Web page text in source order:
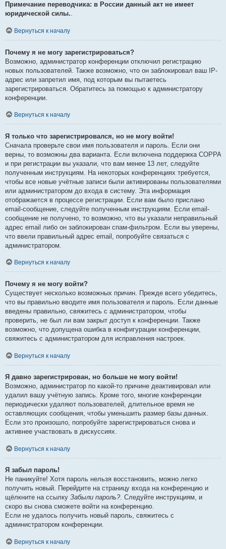
Примечание переводчика: в России данный акт не имеет
юридической силы..
Вернуться к началу
Почему я не могу зарегистрироваться?
Возможно, администратор конференции отключил регистрацию
новых пользователей. Также возможно, что он заблокировал ваш IP-
адрес или запретил имя, под которым вы пытаетесь
зарегистрироваться. Обратитесь за помощью к администратору
конференции.
Вернуться к началу
Я только что зарегистрировался, но не могу войти!
Сначала проверьте свои имя пользователя и пароль. Если они
верны, то возможны два варианта. Если включена поддержка COPPA
и при регистрации вы указали, что вам менее 13 лет, следуйте
полученным инструкциям. На некоторых конференциях требуется,
чтобы все новые учётные записи были активированы пользователями
или администратором до входа в систему. Эта информация
отображается в процессе регистрации. Если вам было прислано
email-сообщение, следуйте полученным инструкциям. Если email-
сообщение не получено, то возможно, что вы указали неправильный
адрес email либо он заблокирован спам-фильтром. Если вы уверены,
что ввели правильный адрес email, попробуйте связаться с
администратором.
Вернуться к началу
Почему я не могу войти?
Существует несколько возможных причин. Прежде всего убедитесь,
что вы правильно вводите имя пользователя и пароль. Если данные
введены правильно, свяжитесь с администратором, чтобы
проверить, не был ли вам закрыт доступ к конференции. Также
возможно, что допущена ошибка в конфигурации конференции,
свяжитесь с администратором для исправления настроек.
Вернуться к началу
Я давно зарегистрирован, но больше не могу войти!
Возможно, администратор по какой-то причине деактивировал или
удалил вашу учётную запись. Кроме того, многие конференции
периодически удаляют пользователей, длительное время не
оставляющих сообщения, чтобы уменьшить размер базы данных.
Если это произошло, попробуйте зарегистрироваться снова и
активнее участвовать в дискуссиях.
Вернуться к началу
Я забыл пароль!
Не паникуйте! Хотя пароль нельзя восстановить, можно легко
получить новый. Перейдите на страницу входа на конференцию и
щёлкните на ссылку Забыли пароль?. Следуйте инструкциям, и
скоро вы снова сможете войти на конференцию.
Если не удалось получить новый пароль, свяжитесь с
администратором конференции.
Вернуться к началу